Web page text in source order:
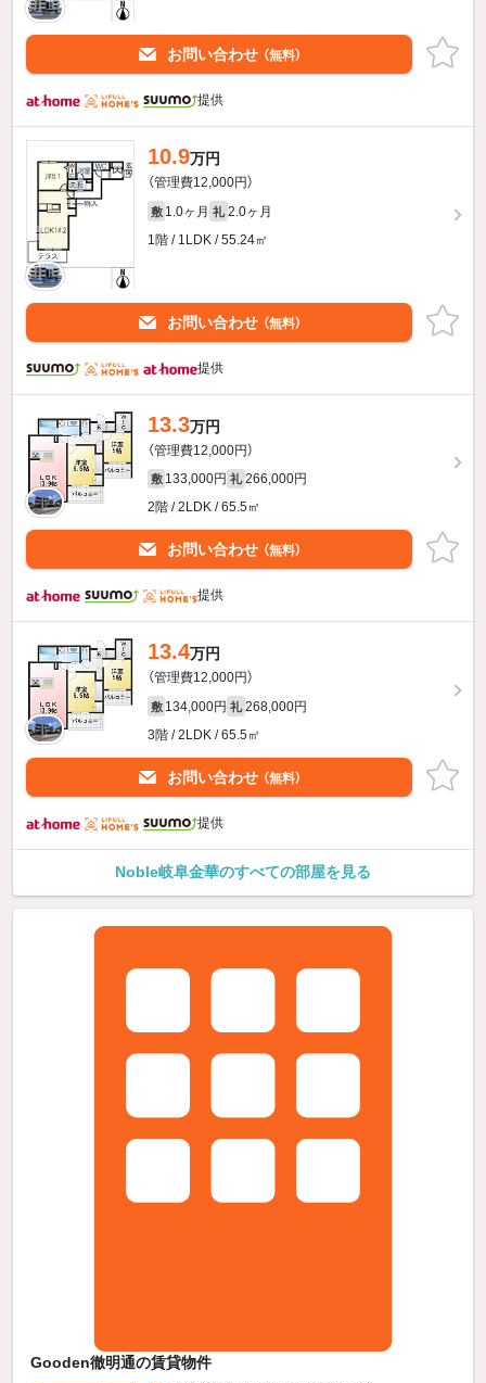
お問い合わせ （無料）
提供
10.9万円
（管理費12,000円）
敷 1.0ヶ月 礼 2.0ヶ月
1階 / 1LDK / 55.24㎡
お問い合わせ （無料）
提供
13.3万円
（管理費12,000円）
敷 133,000円 礼 266,000円
2階 / 2LDK / 65.5㎡
お問い合わせ （無料）
提供
13.4万円
（管理費12,000円）
敷 134,000円 礼 268,000円
3階 / 2LDK / 65.5㎡
お問い合わせ （無料）
提供
Noble岐阜金華のすべての部屋を見る
Gooden徹明通の賃貸物件